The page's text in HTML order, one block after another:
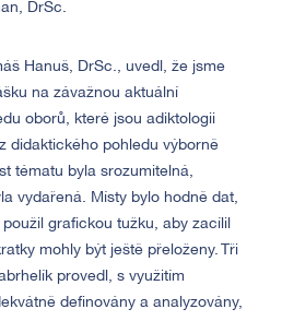
DrSc.
Hanuš, DrSc., uvedl, že jsme
na závažnou aktuální
oborů, které jsou adiktologii
didaktického pohledu výborně
tématu byla srozumitelná,
vydařená. Místy bylo hodně dat,
grafickou tužku, aby zacílil
mohly být ještě přeloženy. Tři
provedl, s využitím
definovány a analyzovány,